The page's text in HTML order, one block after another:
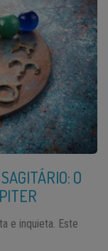
O
e inquieta. Este